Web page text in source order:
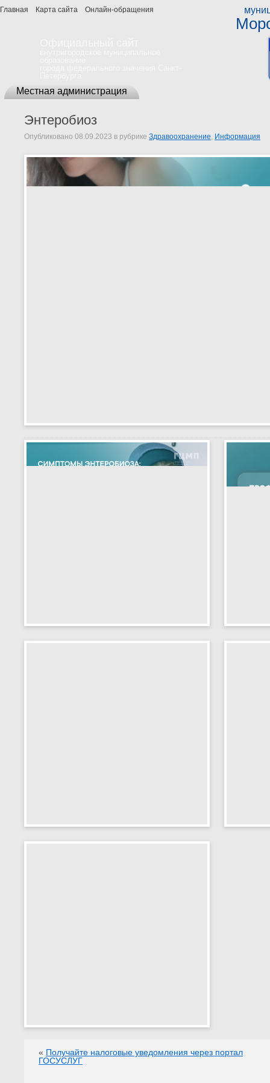
Главная Карта сайта Онлайн-обращения
Местная администрация
Энтеробиоз
Опубликовано 08.09.2023 в рубрике Здравоохранение, Информация
« Получайте налоговые уведомления через портал
ГОСУСЛУГ